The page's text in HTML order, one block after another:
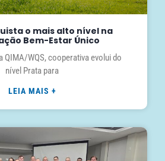
o mais alto nível na
Bem-Estar Único
QIMA/WQS, cooperativa evolui do
nível Prata para
LEIA MAIS +